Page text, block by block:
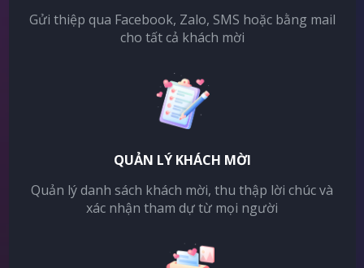
Gửi thiệp qua Facebook, Zalo, SMS hoặc bằng mail
cho tất cả khách mời
QUẢN LÝ KHÁCH MỜI
Quản lý danh sách khách mời, thu thập lời chúc và
xác nhận tham dự từ mọi người